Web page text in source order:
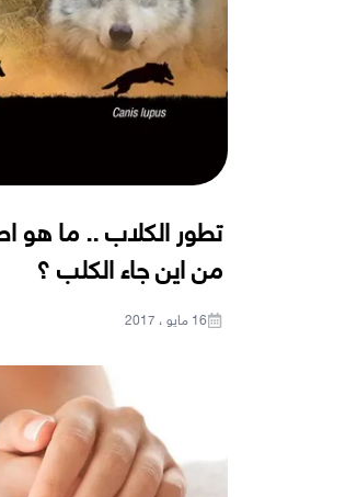
تطور الكلاب .. ما هو
من اين جاء الكلب ؟
16 مايو ، 2017